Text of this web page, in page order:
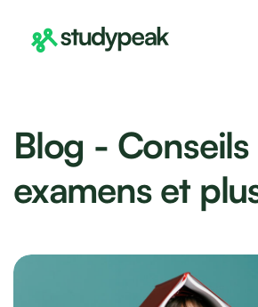
Blog -
examens et